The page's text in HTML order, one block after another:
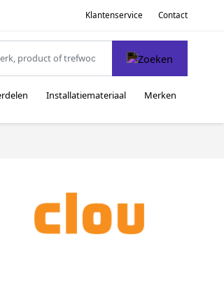
Klantenservice Contact
Installatiemateriaal Merken